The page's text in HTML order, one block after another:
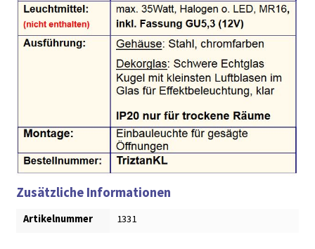
Zusätzliche Informationen
Artikelnummer 1331